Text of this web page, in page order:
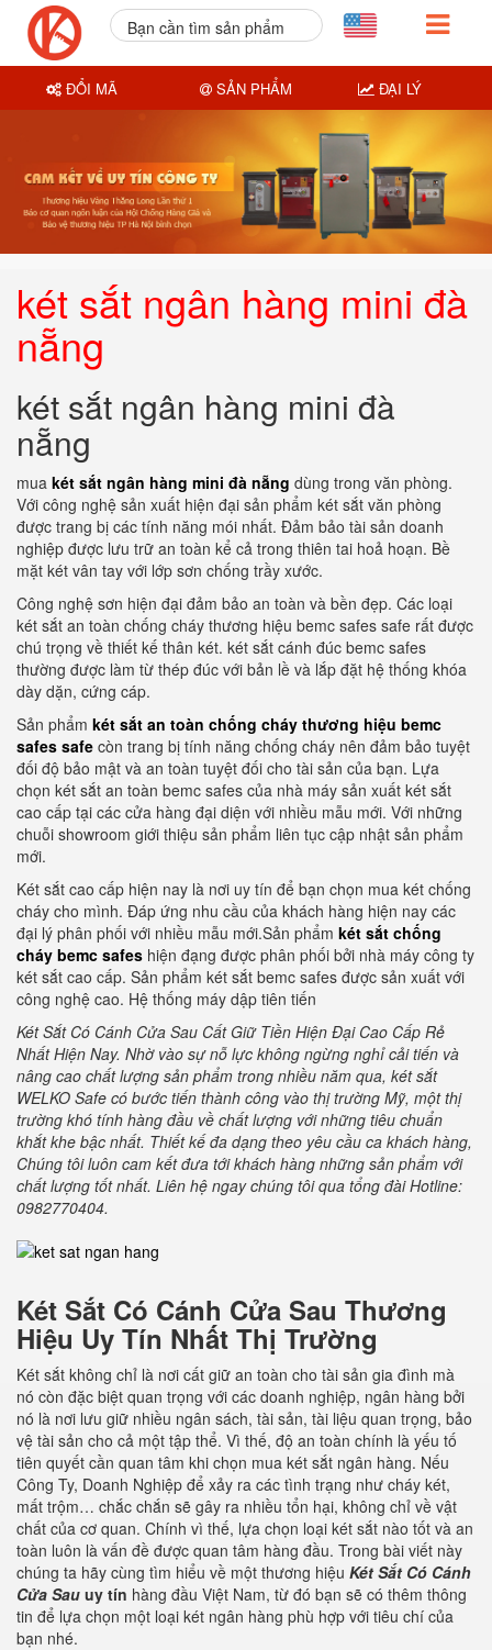
két sắt ngân hàng mini đà
nẵng
két sắt ngân hàng mini đà
nẵng
mua két sắt ngân hàng mini đà nẵng dùng trong văn phòng.
Với công nghệ sản xuất hiện đại sản phẩm két sắt văn phòng
được trang bị các tính năng mói nhất. Đảm bảo tài sản doanh
nghiệp được lưu trữ an toàn kể cả trong thiên tai hoả hoạn. Bề
mặt két vân tay với lớp sơn chống trầy xước.
Công nghệ sơn hiện đại đảm bảo an toàn và bền đẹp. Các loại
két sắt an toàn chống cháy thương hiệu bemc safes safe rất được
chú trọng về thiết kế thân két. két sắt cánh đúc bemc safes
thường được làm từ thép đúc với bản lề và lắp đặt hệ thống khóa
dày dặn, cứng cáp.
Sản phẩm két sắt an toàn chống cháy thương hiệu bemc
safes safe còn trang bị tính năng chống cháy nên đảm bảo tuyệt
đối độ bảo mật và an toàn tuyệt đối cho tài sản của bạn. Lựa
chọn két sắt an toàn bemc safes của nhà máy sản xuất két sắt
cao cấp tại các cửa hàng đại diện với nhiều mẫu mới. Với những
chuỗi showroom giới thiệu sản phẩm liên tục cập nhật sản phẩm
mới.
Két sắt cao cấp hiện nay là nơi uy tín để bạn chọn mua két chống
cháy cho mình. Đáp ứng nhu cầu của khách hàng hiện nay các
đại lý phân phối với nhiều mẫu mới.Sản phẩm két sắt chống
cháy bemc safes hiện đạng được phân phối bởi nhà máy công ty
két sắt cao cấp. Sản phẩm két sắt bemc safes được sản xuất với
công nghệ cao. Hệ thống máy dập tiên tiến
Két Sắt Có Cánh Cửa Sau Cất Giữ Tiền Hiện Đại Cao Cấp Rẻ
Nhất Hiện Nay. Nhờ vào sự nỗ lực không ngừng nghỉ cải tiến và
nâng cao chất lượng sản phẩm trong nhiều năm qua, két sắt
WELKO Safe có bước tiến thành công vào thị trường Mỹ, một thị
trường khó tính hàng đầu về chất lượng với những tiêu chuẩn
khắt khe bậc nhất. Thiết kế đa dạng theo yêu cầu ca khách hàng,
Chúng tôi luôn cam kết đưa tới khách hàng những sản phẩm với
chất lượng tốt nhất. Liên hệ ngay chúng tôi qua tổng đài Hotline:
0982770404.
Két Sắt Có Cánh Cửa Sau Thương
Hiệu Uy Tín Nhất Thị Trường
Két sắt không chỉ là nơi cất giữ an toàn cho tài sản gia đình mà
nó còn đặc biệt quan trọng với các doanh nghiệp, ngân hàng bởi
nó là nơi lưu giữ nhiều ngân sách, tài sản, tài liệu quan trọng, bảo
vệ tài sản cho cả một tập thể. Vì thế, độ an toàn chính là yếu tố
tiên quyết cần quan tâm khi chọn mua két sắt ngân hàng. Nếu
Công Ty, Doanh Nghiệp để xảy ra các tình trạng như cháy két,
mất trộm… chắc chắn sẽ gây ra nhiều tổn hại, không chỉ về vật
chất của cơ quan. Chính vì thế, lựa chọn loại két sắt nào tốt và an
toàn luôn là vấn đề được quan tâm hàng đầu. Trong bài viết này
chúng ta hãy cùng tìm hiểu về một thương hiệu Két Sắt Có Cánh
Cửa Sau uy tín hàng đầu Việt Nam, từ đó bạn sẽ có thêm thông
tin để lựa chọn một loại két ngân hàng phù hợp với tiêu chí của
bạn nhé.
Bạn cần tìm sản phẩm
ĐỔI MÃ SẢN PHẨM ĐẠI LÝ